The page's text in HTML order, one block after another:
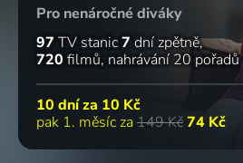
Pro nenáročné diváky
97 TV stanic7 dní zpětně
720 filmů nahrávání 20 pořadů
10 dní za 10 Kč
pak 1. měsíc za 149 Kč74 Kč